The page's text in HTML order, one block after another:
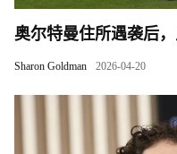
奥尔特曼住所遇袭后
Sharon Goldman 2026-04-20